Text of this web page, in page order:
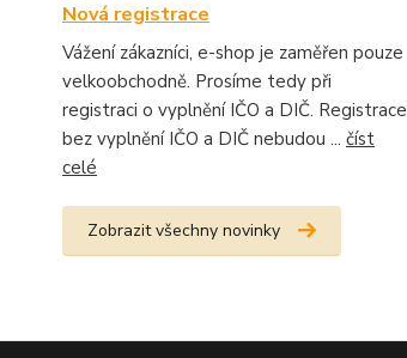
Nová registrace
Vážení zákazníci, e-shop je zaměřen pouze
velkoobchodně. Prosíme tedy při
registraci o vyplnění IČO a DIČ. Registrace
bez vyplnění IČO a DIČ nebudou ... číst
celé
Zobrazit všechny novinky